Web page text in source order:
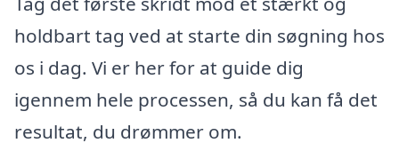
holdbart tag ved at starte din søgning hos
os i dag. Vi er her for at guide dig
igennem hele processen, så du kan få det
resultat, du drømmer om.